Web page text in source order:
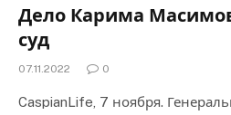
Дело Карима
суд
07.11.2022 0
CaspianLife, 7 ноября.